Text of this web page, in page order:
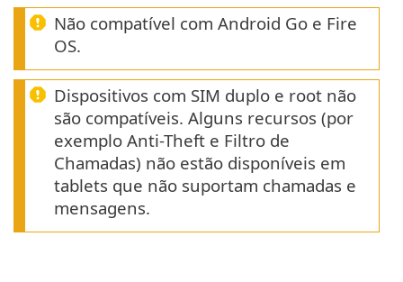
Não compatível com Android Go e Fire
OS.
Dispositivos com SIM duplo e root não
são compatíveis. Alguns recursos (por
exemplo Anti-Theft e Filtro de
Chamadas) não estão disponíveis em
tablets que não suportam chamadas e
mensagens.